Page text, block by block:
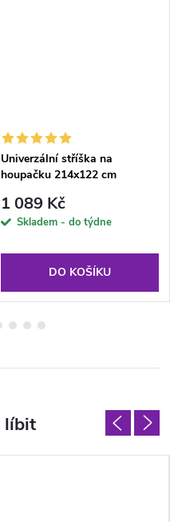
Univerzální stříška na
houpačku 214x122 cm
1 089 Kč
Skladem - do týdne
DO KOŠÍKU